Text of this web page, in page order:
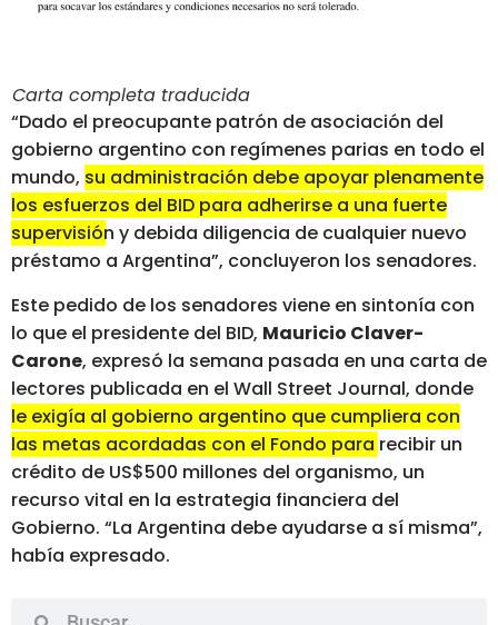
Carta completa traducida
“Dado el preocupante patrón de asociación del
gobierno argentino con regímenes parias en todo el
mundo, su administración debe apoyar plenamente
los esfuerzos del BID para adherirse a una fuerte
supervisión y debida diligencia de cualquier nuevo
préstamo a Argentina”, concluyeron los senadores.
Este pedido de los senadores viene en sintonía con
lo que el presidente del BID, Mauricio Claver-
Carone, expresó la semana pasada en una carta de
lectores publicada en el Wall Street Journal, donde
le exigía al gobierno argentino que cumpliera con
las metas acordadas con el Fondo para recibir un
crédito de US$500 millones del organismo, un
recurso vital en la estrategia financiera del
Gobierno. “La Argentina debe ayudarse a sí misma”,
había expresado.